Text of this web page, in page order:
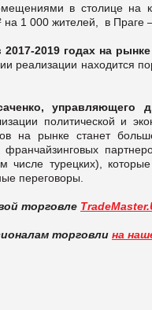
в столице
1 000 жителей, в Праге
2017-2019 годах на
реализации находится
управляющего
политической и
на рынке станет
франчайзинговых
числе турецких),
переговоры.
торговле
торговли на